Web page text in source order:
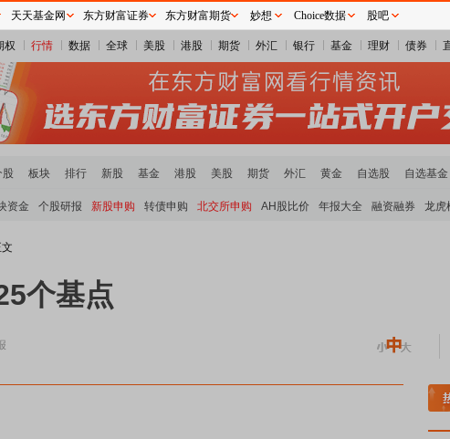
权 行情 数据 全球 美股 港股 期货 外汇 银行 基金 理财 债券
股 板块 排行 新股 基金 港股 美股 期货 外汇 黄金 自选股 自选基金
资金 个股研报 新股申购 转债申购 北交所申购 AH股比价 年报大全 融资融券 龙虎
个基点
A股估值分析全览
天天基金网 东方财富证券 东方财富期货 妙想 Choice数据 股吧